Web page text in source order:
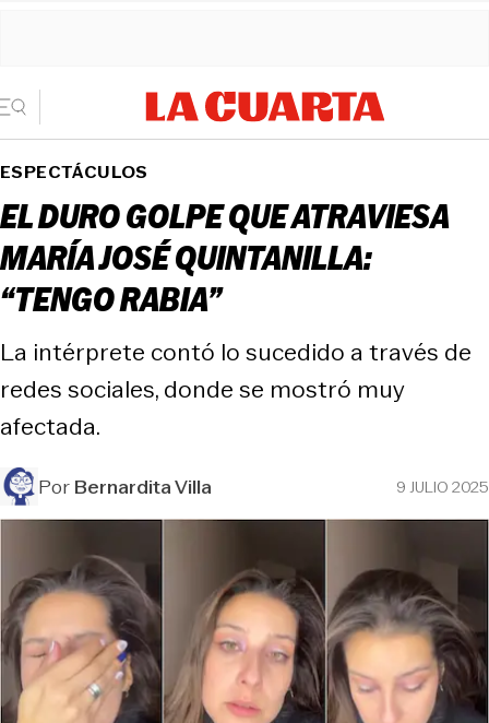
ESPECTÁCULOS
EL DURO GOLPE QUE ATRAVIESA
MARÍA JOSÉ QUINTANILLA:
“TENGO RABIA”
La intérprete contó lo sucedido a través de
redes sociales, donde se mostró muy
afectada.
PorBernardita Villa 9 JULIO 2025